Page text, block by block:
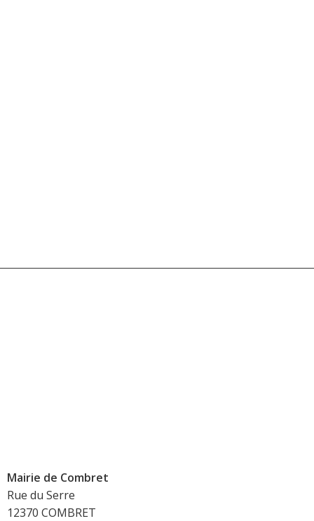
Mairie de Combret
Rue du Serre
12370 COMBRET